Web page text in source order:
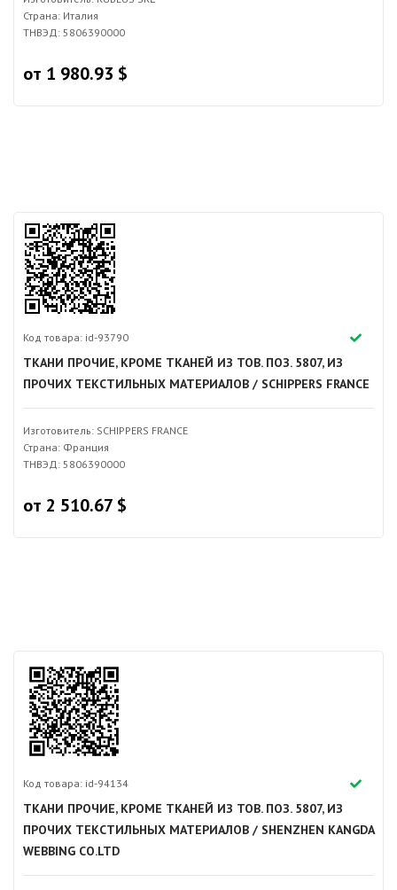
Страна: Италия
ТНВЭД: 5806390000
от 1 980.93 $
Код товара: id-93790
ТКАНИ ПРОЧИЕ, КРОМЕ ТКАНЕЙ ИЗ ТОВ. ПОЗ. 5807, ИЗ
ПРОЧИХ ТЕКСТИЛЬНЫХ МАТЕРИАЛОВ / SCHIPPERS FRANCE
Изготовитель: SCHIPPERS FRANCE
Страна: Франция
ТНВЭД: 5806390000
от 2 510.67 $
Код товара: id-94134
ТКАНИ ПРОЧИЕ, КРОМЕ ТКАНЕЙ ИЗ ТОВ. ПОЗ. 5807, ИЗ
ПРОЧИХ ТЕКСТИЛЬНЫХ МАТЕРИАЛОВ / SHENZHEN KANGDA
WEBBING CO.LTD